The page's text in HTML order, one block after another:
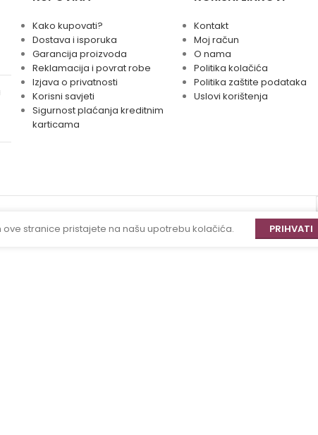
Kako kupovati?
Dostava i isporuka
Garancija proizvoda
Reklamacija i povrat robe
Izjava o privatnosti
Korisni savjeti
Sigurnost plaćanja kreditnim
karticama
Kontakt
Moj račun
O nama
Politika kolačića
Politika zaštite podataka
Uslovi korištenja
stranice pristajete na našu upotrebu kolačića.
PRIHVATI